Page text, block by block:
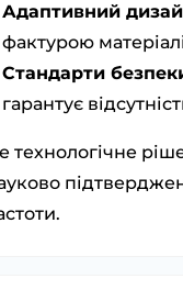
Адаптивний
фактурою
Стандарти
гарантує
технологічне